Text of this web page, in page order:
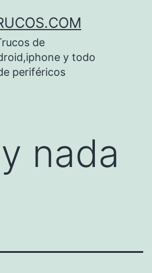
de
y todo
periféricos
nada